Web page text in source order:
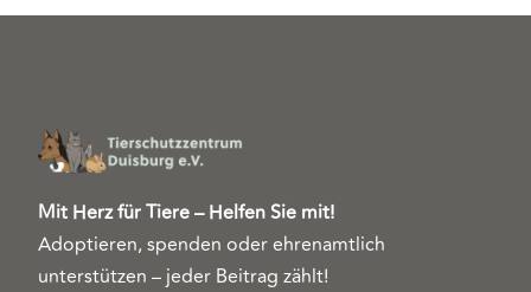
Mit Herz für Tiere – Helfen Sie mit!
Adoptieren, spenden oder ehrenamtlich
unterstützen – jeder Beitrag zählt!